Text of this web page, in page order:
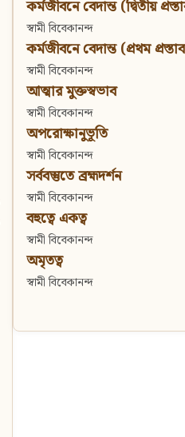
কর্মজীবনে বেদান্ত (দ্বিতীয়
স্বামী বিবেকানন্দ
কর্মজীবনে বেদান্ত (প্রথম
স্বামী বিবেকানন্দ
আত্মার মুক্তস্বভাব
স্বামী বিবেকানন্দ
অপরোক্ষানুভূতি
স্বামী বিবেকানন্দ
সর্ববস্তুতে ব্রহ্মদর্শন
স্বামী বিবেকানন্দ
বহুত্বে একত্ব
স্বামী বিবেকানন্দ
অমৃতত্ব
স্বামী বিবেকানন্দ